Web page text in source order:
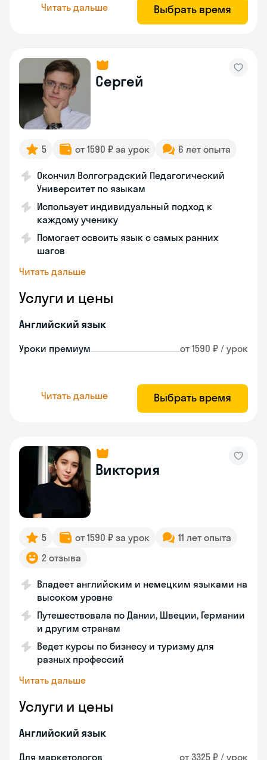
Читать дальше Выбрать время
Сергей
5 от 1590 ₽ за урок 6 лет опыта
Окончил Волгоградский Педагогический
Университет по языкам
Использует индивидуальный подход к
каждому ученику
Помогает освоить язык с самых ранних
шагов
Читать дальше
Услуги и цены
Английский язык
Уроки премиум от 1590 ₽ / урок
Читать дальше Выбрать время
Виктория
5 от 1590 ₽ за урок
11 лет опыта
2 отзыва
Владеет английским и немецким языками на
высоком уровне
Путешествовала по Дании, Швеции, Германии
и другим странам
Ведет курсы по бизнесу и туризму для
разных профессий
Читать дальше
Услуги и цены
Английский язык
Для маркетологов от 3325 ₽ / урок